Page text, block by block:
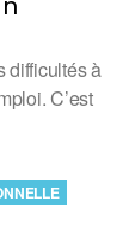
difficultés à
C’est